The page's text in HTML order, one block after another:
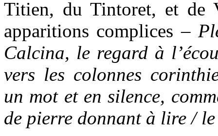
Titien, du Tintoret, et de
apparitions complices –
Calcina, le regard à
vers les colonnes
un mot et en silence,
de pierre donnant à lire /